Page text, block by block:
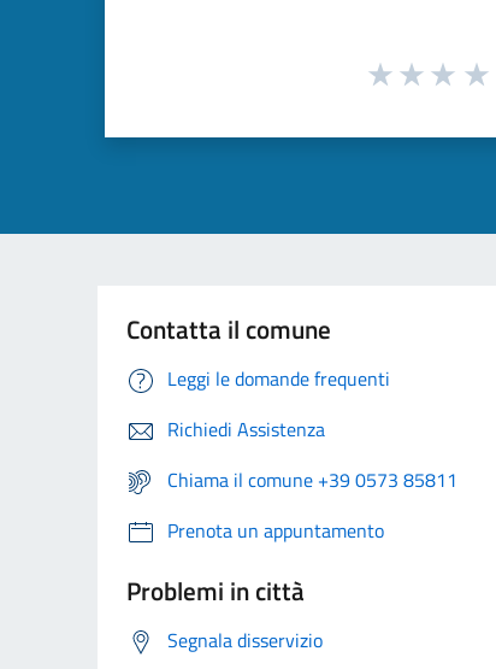
Contatta il comune
Leggi le domande frequenti
Richiedi Assistenza
Chiama il comune +39 0573 85811
Prenota un appuntamento
Problemi in città
Segnala disservizio